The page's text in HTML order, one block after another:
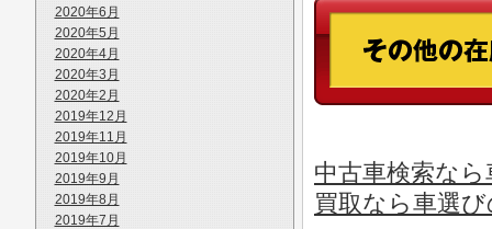
2020年6月
2020年5月
2020年4月
2020年3月
2020年2月
2019年12月
2019年11月
2019年10月
2019年9月
2019年8月
2019年7月
中古車検索な
買取なら車選